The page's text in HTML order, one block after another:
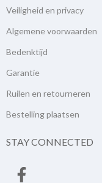
Veiligheid en privacy
Algemene voorwaarden
Bedenktijd
Garantie
Ruilen en retourneren
Bestelling plaatsen
STAY CONNECTED